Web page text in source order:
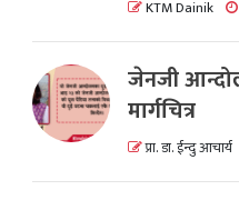
KTM Dainik
जेनजी
मार्गचित्र
प्रा. डा. ईन्दु आचार्य